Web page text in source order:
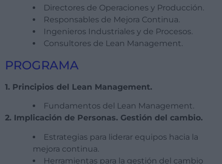
Directores de Operaciones y Producción.
Responsables de Mejora Continua.
Ingenieros Industriales y de Procesos.
Consultores de Lean Management.
PROGRAMA
1. Principios del Lean Management.
Fundamentos del Lean Management.
2. Implicación de Personas. Gestión del cambio.
Estrategias para liderar equipos hacia la
mejora continua.
Herramientas para la gestión del cambio